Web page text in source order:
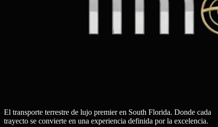
El transporte terrestre de lujo premier en South Florida. Donde cada
trayecto se convierte en una experiencia definida por la excelencia.